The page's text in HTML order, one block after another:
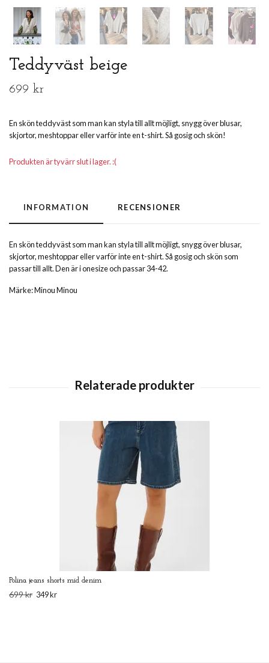
Teddyväst beige
699 kr
En skön teddyväst som man kan styla till allt möjligt, snygg över blusar,
skjortor, meshtoppar eller varför inte en t-shirt. Så gosig och skön!
Produkten är tyvärr slut i lager. :(
INFORMATION RECENSIONER
En skön teddyväst som man kan styla till allt möjligt, snygg över blusar,
skjortor, meshtoppar eller varför inte en t-shirt. Så gosig och skön som
passar till allt. Den är i onesize och passar 34-42.
Märke: Minou Minou
Polina jeans shorts mid denim
699 kr 349 kr